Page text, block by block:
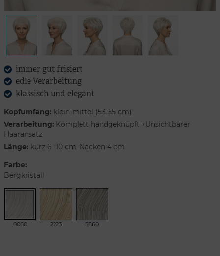
immer gut frisiert
edle Verarbeitung
klassisch und elegant
Kopfumfang: klein-mittel (53-55 cm)
Verarbeitung: Komplett handgeknüpft +Unsichtbarer
Haaransatz
Länge: kurz 6 -10 cm, Nacken 4 cm
Farbe:
Bergkristall
0060 2223 5860